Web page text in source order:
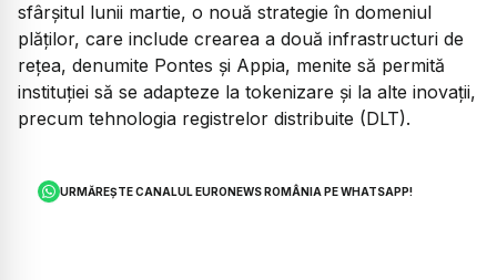
sfârșitul lunii martie, o nouă strategie în domeniul
plăților, care include crearea a două infrastructuri de
rețea, denumite Pontes și Appia, menite să permită
instituției să se adapteze la tokenizare și la alte inovații,
precum tehnologia registrelor distribuite (DLT).
URMĂREȘTE CANALUL EURONEWS ROMÂNIA PE WHATSAPP!